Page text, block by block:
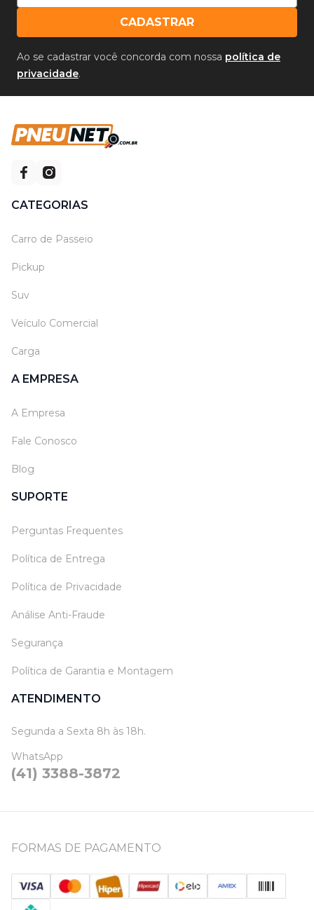
CADASTRAR
Ao se cadastrar você concorda com nossa política de
privacidade.
CATEGORIAS
Carro de Passeio
Pickup
Suv
Veículo Comercial
Carga
A EMPRESA
A Empresa
Fale Conosco
Blog
SUPORTE
Perguntas Frequentes
Política de Entrega
Política de Privacidade
Análise Anti-Fraude
Segurança
Política de Garantia e Montagem
ATENDIMENTO
Segunda a Sexta 8h às 18h.
WhatsApp
(41) 3388-3872
FORMAS DE PAGAMENTO